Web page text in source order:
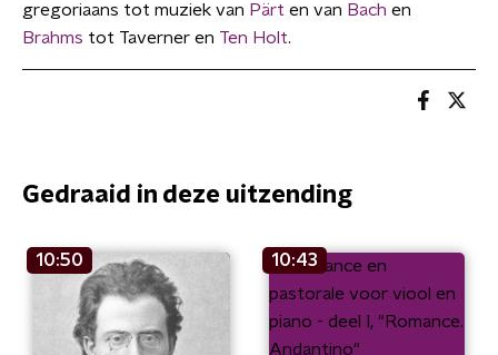
gregoriaans tot muziek van Pärt en van Bach en
Brahms tot Taverner en Ten Holt.
Gedraaid in deze uitzending
10:50 10:43